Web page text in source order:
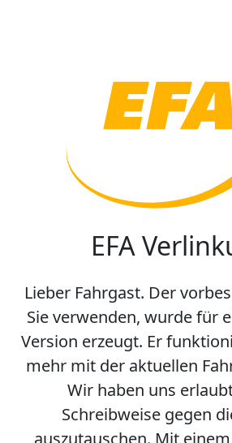
EFA
Lieber Fahrgast. Der
Sie verwenden, wurde für
Version erzeugt. Er
mehr mit der aktuellen
Wir haben uns
Schreibweise gegen
auszutauschen. Mit